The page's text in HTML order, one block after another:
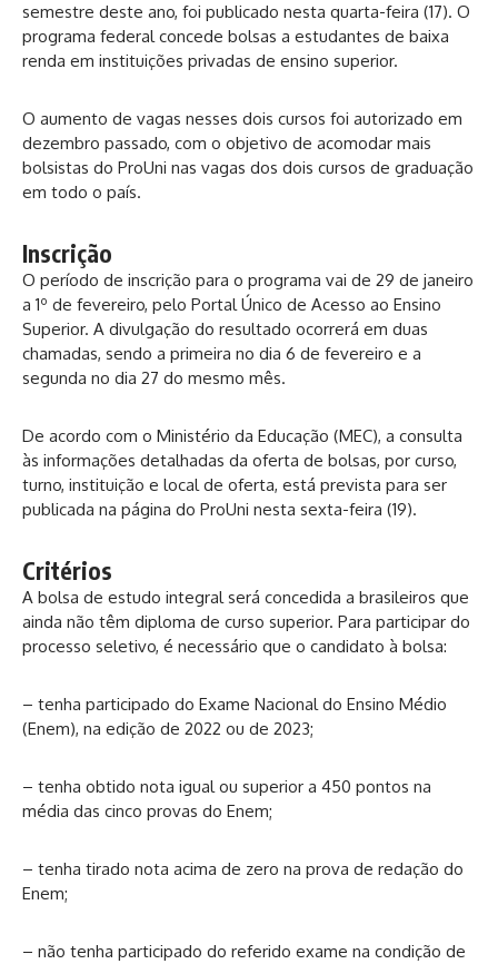
semestre deste ano, foi publicado nesta quarta-feira (17). O
programa federal concede bolsas a estudantes de baixa
renda em instituições privadas de ensino superior.
O aumento de vagas nesses dois cursos foi autorizado em
dezembro passado, com o objetivo de acomodar mais
bolsistas do ProUni nas vagas dos dois cursos de graduação
em todo o país.
Inscrição
O período de inscrição para o programa vai de 29 de janeiro
a 1º de fevereiro, pelo Portal Único de Acesso ao Ensino
Superior. A divulgação do resultado ocorrerá em duas
chamadas, sendo a primeira no dia 6 de fevereiro e a
segunda no dia 27 do mesmo mês.
De acordo com o Ministério da Educação (MEC), a consulta
às informações detalhadas da oferta de bolsas, por curso,
turno, instituição e local de oferta, está prevista para ser
publicada na página do ProUni nesta sexta-feira (19).
Critérios
A bolsa de estudo integral será concedida a brasileiros que
ainda não têm diploma de curso superior. Para participar do
processo seletivo, é necessário que o candidato à bolsa:
– tenha participado do Exame Nacional do Ensino Médio
(Enem), na edição de 2022 ou de 2023;
– tenha obtido nota igual ou superior a 450 pontos na
média das cinco provas do Enem;
– tenha tirado nota acima de zero na prova de redação do
Enem;
– não tenha participado do referido exame na condição de